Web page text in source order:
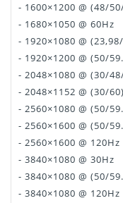
- 1600×1200 @ (48/
- 1680×1050 @ 60Hz
- 1920×1080 @
- 1920×1200 @ (50/
- 2048×1080 @ (30/
- 2048×1152 @ (30/
- 2560×1080 @ (50/
- 2560×1600 @ (50/
- 2560×1600 @ 120Hz
- 3840×1080 @ 30Hz
- 3840×1080 @ (50/
- 3840×1080 @ 120Hz